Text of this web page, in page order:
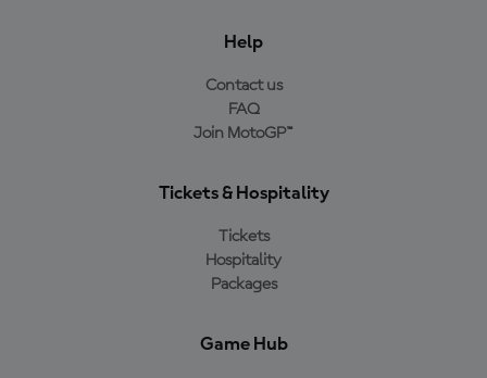
Help
Contact us
FAQ
Join MotoGP™
Tickets & Hospitality
Tickets
Hospitality
Packages
Game Hub